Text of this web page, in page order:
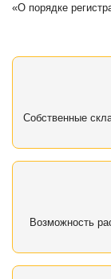
«О порядке
Собственные
Возможность